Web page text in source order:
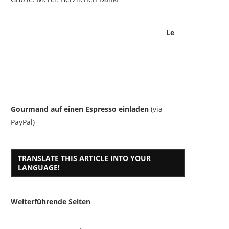
Le
Gourmand auf einen Espresso einladen (via
PayPal)
TRANSLATE THIS ARTICLE INTO YOUR
LANGUAGE!
Weiterführende Seiten